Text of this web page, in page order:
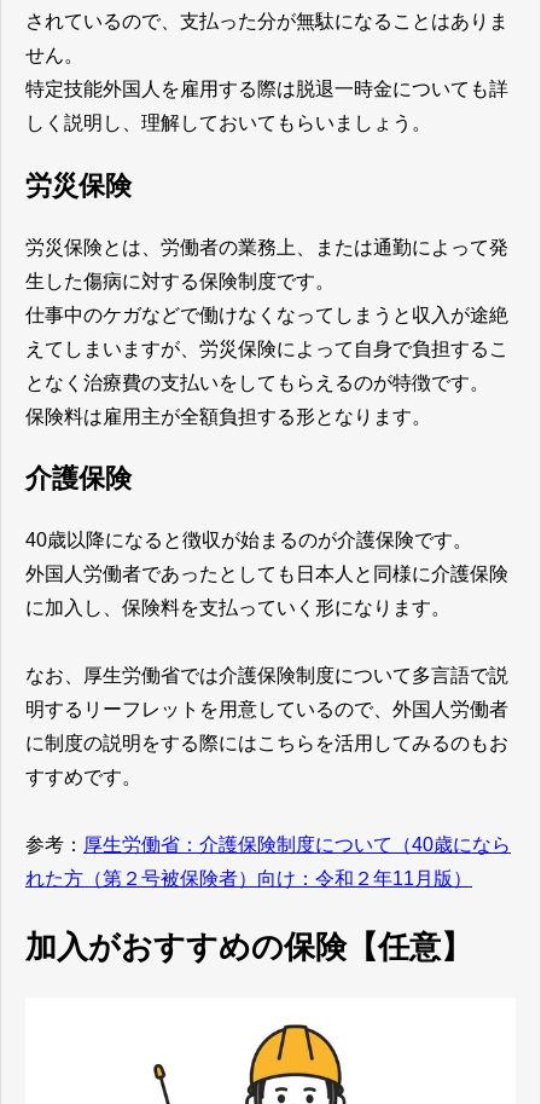
されているので、支払った分が無駄になることはありま
せん。
特定技能外国人を雇用する際は脱退一時金についても詳
しく説明し、理解しておいてもらいましょう。
労災保険
労災保険とは、労働者の業務上、または通勤によって発
生した傷病に対する保険制度です。
仕事中のケガなどで働けなくなってしまうと収入が途絶
えてしまいますが、労災保険によって自身で負担するこ
となく治療費の支払いをしてもらえるのが特徴です。
保険料は雇用主が全額負担する形となります。
介護保険
40歳以降になると徴収が始まるのが介護保険です。
外国人労働者であったとしても日本人と同様に介護保険
に加入し、保険料を支払っていく形になります。
なお、厚生労働省では介護保険制度について多言語で説
明するリーフレットを用意しているので、外国人労働者
に制度の説明をする際にはこちらを活用してみるのもお
すすめです。
参考： 厚生労働省：介護保険制度について（40歳になら
れた方（第２号被保険者）向け：令和２年11月版）
加入がおすすめの保険【任意】